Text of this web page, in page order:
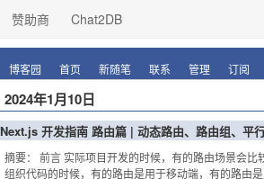
赞助商 Chat2DB
博客园 首页 新随笔 联系 管理 订阅
2024年1月10日
Next.js 开发指南 路由篇 | 动态路由、路由组、平
摘要： 前言 实际项目开发的时候，有的路由场景会
组织代码的时候，有的路由是用于移动端，有的路由